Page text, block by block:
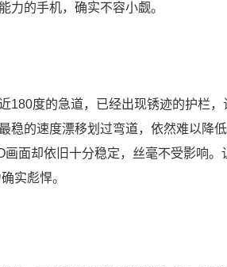
力的手机，确实不容小觑。
180度的急道，已经出现锈迹的护栏，
稳的速度漂移划过弯道，依然难以降
面却依旧十分稳定，丝毫不受影响。
实彪悍。